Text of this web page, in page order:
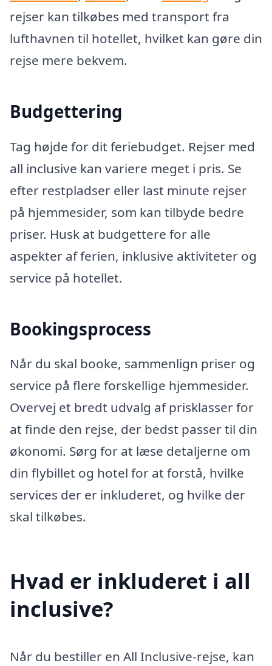
rejser kan tilkøbes med transport fra
lufthavnen til hotellet, hvilket kan gøre din
rejse mere bekvem.
Budgettering
Tag højde for dit feriebudget. Rejser med
all inclusive kan variere meget i pris. Se
efter restpladser eller last minute rejser
på hjemmesider, som kan tilbyde bedre
priser. Husk at budgettere for alle
aspekter af ferien, inklusive aktiviteter og
service på hotellet.
Bookingsprocess
Når du skal booke, sammenlign priser og
service på flere forskellige hjemmesider.
Overvej et bredt udvalg af prisklasser for
at finde den rejse, der bedst passer til din
økonomi. Sørg for at læse detaljerne om
din flybillet og hotel for at forstå, hvilke
services der er inkluderet, og hvilke der
skal tilkøbes.
Hvad er inkluderet i all
inclusive?
Når du bestiller en All Inclusive-rejse, kan